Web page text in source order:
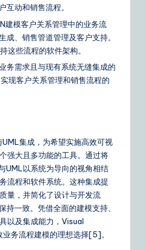
互动和销售流程。
建模客户关系管理中的业务流
成、销售管道管理及客户支持。
这些流程的软件架构。
务需求且与现有系统无缝集成的
现客户关系管理和销售流程的
集成，为希望实施高效可视
强大且多功能的工具。通过将
UML以系统为导向的视角相结
流程和软件系统。这种集成提
量，并简化了设计与开发流
持一致。凭借全面的建模支持、
以及集成能力，Visual
务流程建模的理想选择[5]。